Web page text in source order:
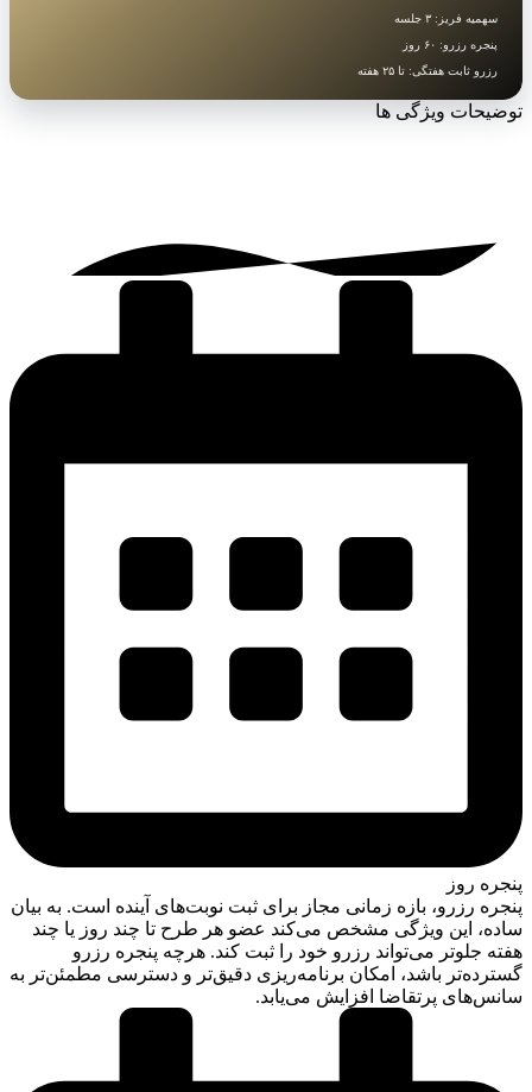
سهمیه فریز: ۳ جلسه
پنجره رزرو: ۶۰ روز
رزرو ثابت هفتگی: تا ۲۵ هفته
توضیحات ویژگی ها
پنجره روز
پنجره رزرو، بازه زمانی مجاز برای ثبت نوبت‌های آینده است. به بیان
ساده، این ویژگی مشخص می‌کند عضو هر طرح تا چند روز یا چند
هفته جلوتر می‌تواند رزرو خود را ثبت کند. هرچه پنجره رزرو
گسترده‌تر باشد، امکان برنامه‌ریزی دقیق‌تر و دسترسی مطمئن‌تر به
سانس‌های پرتقاضا افزایش می‌یابد.